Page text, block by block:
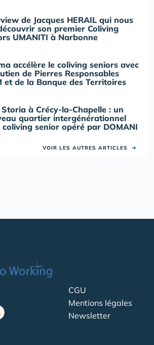
de Jacques HERAIL qui nous
son premier Coliving
UMANITI à Narbonne
accélère le coliving seniors avec
de Pierres Responsables
et de la Banque des Territoires
à Crécy-la-Chapelle : un
quartier intergénérationnel
coliving senior opéré par DOMANI
VOIR LES AUTRES ARTICLES ➜
CGU
Mentions légales
Newsletter